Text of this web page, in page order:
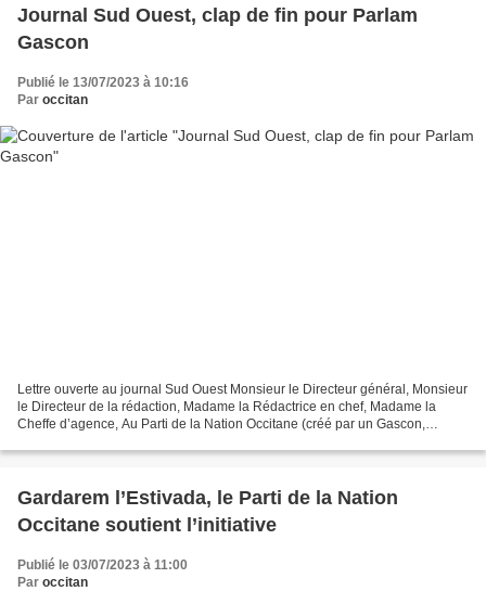
Journal Sud Ouest, clap de fin pour Parlam
Gascon
Publié le 13/07/2023 à 10:16
Par occitan
Lettre ouverte au journal Sud Ouest Monsieur le Directeur général, Monsieur
le Directeur de la rédaction, Madame la Rédactrice en chef, Madame la
Cheffe d’agence, Au Parti de la Nation Occitane (créé par un Gascon,
Gardarem l’Estivada, le Parti de la Nation
Occitane soutient l’initiative
Publié le 03/07/2023 à 11:00
Par occitan